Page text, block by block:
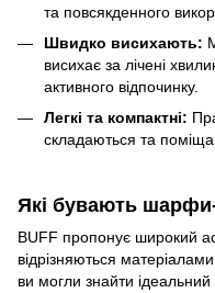
та повсякденного
Швидко висихають:
висихає за лічені
активного відпочинку.
Легкі та компактні:
складаються та
Які бувають
BUFF пропонує широкий
відрізняються
ви могли знайти